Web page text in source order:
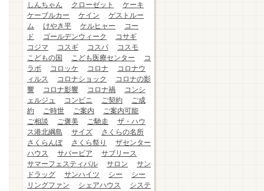
しんちゃん
クローゼット
ケーキ
ケーブルカー
ケイン
ゲストルー
ム
けやき平 ケルヒャー
コー
ド
ゴールデンウィーク
コサギ
コジマ
コスギ コスパ
コスモ
こどもの国
こども医療センター
コ
ラボ
コロッケ コロナ
コロナウ
ィルス
コロナショック
コロナの影
響
コロナ影響 コロナ禍
コンシ
ェルジュ
コンビニ ご契約
ご成
約
ご時世 ご案内
ご案内可能
ご相談
ご褒美 ご馳走
ザ・ハウ
ス港北綱島
サイズ
さくらの名所
さくらんぼ
さくら祭り
ザセンター
ハウス
サバービア
サブリース
サマーフェスティバル
サロン
サン
ドラッグ
サンハイツ シー
シー
リングファン
シェアハウス
システ